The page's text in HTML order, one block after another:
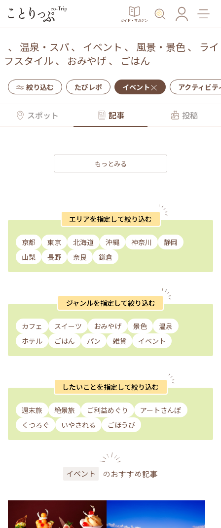
ガイド・マガジン
、 温泉・スパ、 イベント 、 風景・景色、 ライ
フスタイル、 おみやげ 、 ごはん
絞り込む たびレポ イベント アクティビテ
スポット 記事 投稿
もっとみる
エリアを指定して絞り込む
京都 東京 北海道 沖縄 神奈川
静岡
山梨
長野 奈良 鎌倉
ジャンルを指定して絞り込む
カフェ スイーツ おみやげ 景色
温泉
ホテル
ごはん パン 雑貨 イベント
したいことを指定して絞り込む
週末旅 絶景旅 ご利益めぐり
アートさんぽ
くつろぐ
いやされる ごほうび
イベント のおすすめ記事